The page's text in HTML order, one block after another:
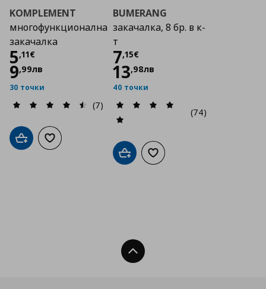
KOMPLEMENT
многофункционална
закачалка
5,11€
Цена
9,99лв
30 точки
(7)
Добави в кошницата
Добави към списъка с любими
BUMERANG
закачалка, 8 бр. в к-
т
7,15€
Цена
13,98лв
40 точки
(74)
Добави в кошницата
Добави към списъка с
Нагоре